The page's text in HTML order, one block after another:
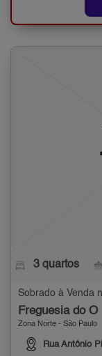
3 quartos
Sobrado à Venda
Freguesia do Ó
Zona Norte - São Paulo
Rua Antônio